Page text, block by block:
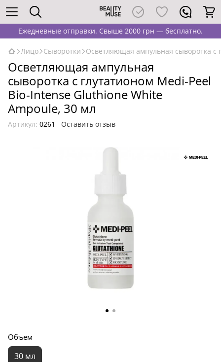
Ежедневные отправки. Свыше 2000 грн — бесплатно.
Лицо Сыворотки Осветляющая ампульная сыворотка с
Осветляющая ампульная
сыворотка с глутатионом Medi-Peel
Bio-Intense Gluthione White
Ampoule, 30 мл
Артикул: 0261 Оставить отзыв
Объем
30 мл